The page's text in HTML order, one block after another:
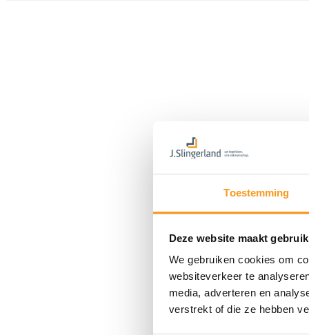
Toestemming
Deze website maakt
We gebruiken cookies om
websiteverkeer te
media, adverteren en
verstrekt of die ze hebben